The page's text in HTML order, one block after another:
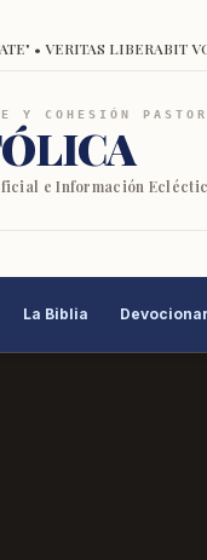
• VERITAS LIBERABIT
Y COHESIÓN
e Información
La Biblia